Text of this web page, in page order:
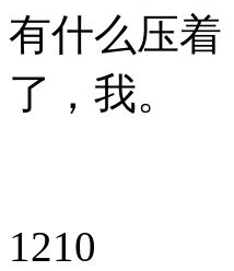
有什么压
了，我。
1210